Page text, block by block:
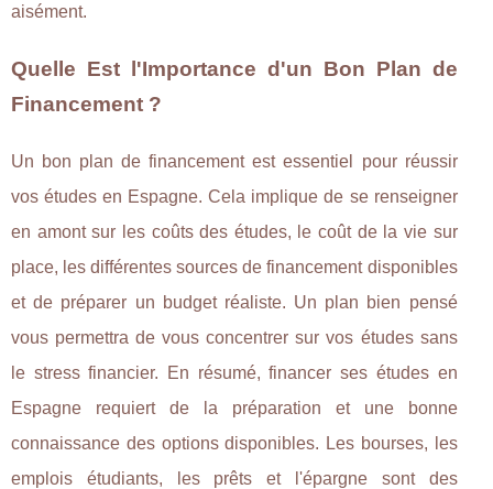
aisément.
Quelle Est l'Importance d'un Bon Plan de
Financement ?
Un bon plan de financement est essentiel pour réussir
vos études en Espagne. Cela implique de se renseigner
en amont sur les coûts des études, le coût de la vie sur
place, les différentes sources de financement disponibles
et de préparer un budget réaliste. Un plan bien pensé
vous permettra de vous concentrer sur vos études sans
le stress financier. En résumé, financer ses études en
Espagne requiert de la préparation et une bonne
connaissance des options disponibles. Les bourses, les
emplois étudiants, les prêts et l'épargne sont des